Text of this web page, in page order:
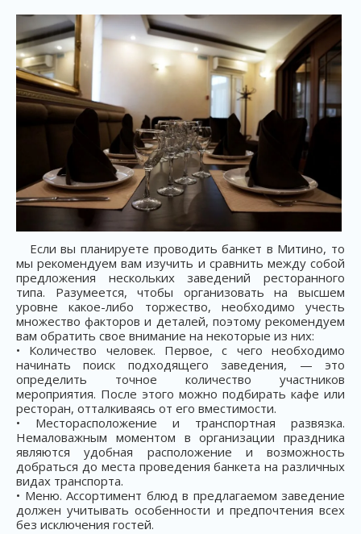
Если вы планируете проводить банкет в Митино, то
мы рекомендуем вам изучить и сравнить между собой
предложения нескольких заведений ресторанного
типа. Разумеется, чтобы организовать на высшем
уровне какое-либо торжество, необходимо учесть
множество факторов и деталей, поэтому рекомендуем
вам обратить свое внимание на некоторые из них:
• Количество человек. Первое, с чего необходимо
начинать поиск подходящего заведения, — это
определить точное количество участников
мероприятия. После этого можно подбирать кафе или
ресторан, отталкиваясь от его вместимости.
• Месторасположение и транспортная развязка.
Немаловажным моментом в организации праздника
являются удобная расположение и возможность
добраться до места проведения банкета на различных
видах транспорта.
• Меню. Ассортимент блюд в предлагаемом заведение
должен учитывать особенности и предпочтения всех
без исключения гостей.